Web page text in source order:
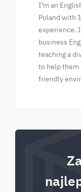
I’m an
Poland with
experience.
business
teaching a
to help them
friendly